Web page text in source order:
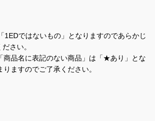
ではないもの」となりますのであらかじ
さい。
品名に表記のない商品」は「★あり」とな
ますのでご了承ください。